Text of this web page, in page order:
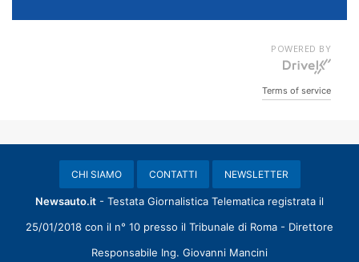
POWERED BY
Terms of service
CHI SIAMO CONTATTI NEWSLETTER
Newsauto.it - Testata Giornalistica Telematica registrata il
25/01/2018 con il n° 10 presso il Tribunale di Roma - Direttore
Responsabile Ing. Giovanni Mancini